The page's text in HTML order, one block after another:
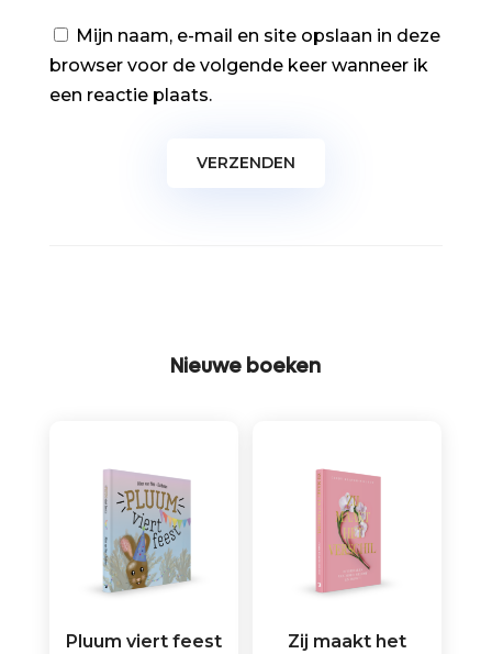
Mijn naam, e-mail en site opslaan in deze
browser voor de volgende keer wanneer ik
een reactie plaats.
Nieuwe boeken
Pluum viert feest
Zij maakt het